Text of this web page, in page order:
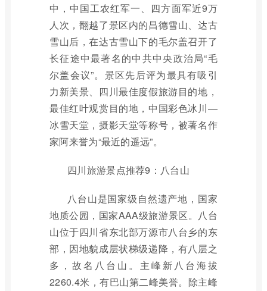
中，中国工农红军一、四方面军近9万
人次，翻越了景区内的昌德雪山、达古
雪山后，在达古雪山下的毛尔盖召开了
长征途中最著名的中共中央政治局“毛
尔盖会议”。景区先后评为最具有吸引
力新美景、四川最佳度假旅游目的地，
最佳红叶观赏目的地，中国彩色冰川—
冰雪天堂，摄影天堂等称号，被著名作
家阿来誉为“最近的遥远”。
四川旅游景点推荐9：八台山
八台山是国家级自然遗产地，国家
地质公园，国家AAA级旅游景区。八台
山位于四川省东北部万源市八台乡的东
部，因地貌成层状梯级递降，有八层之
多，故名八台山。主峰新八台海拔
2260.4米，有巴山第二峰美誉。除主峰